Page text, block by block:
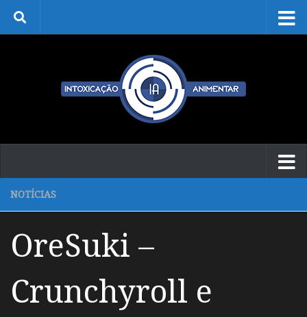
Skip to content
NOTÍCIAS
OreSuki –
Crunchyroll e